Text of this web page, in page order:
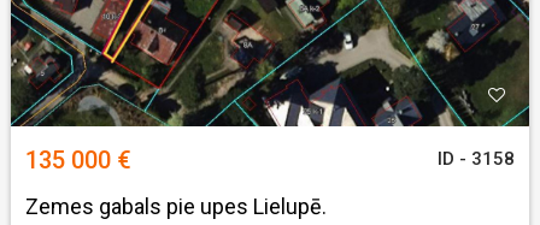
135 000 € ID - 3158
Zemes gabals pie upes Lielupē.